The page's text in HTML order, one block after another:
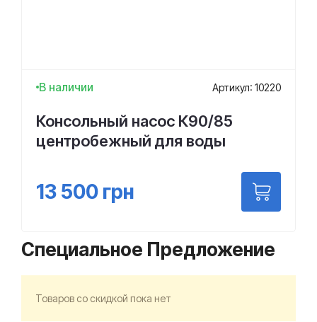
В наличии Артикул: 10220
Консольный насос К90/85
центробежный для воды
13 500 грн
Специальное Предложение
Товаров со скидкой пока нет